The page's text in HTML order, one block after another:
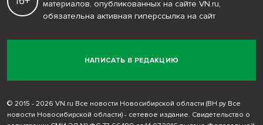
НАПИСАТЬ В РЕДАКЦИЮ
материалов, опубликованных на сайте VN.ru,
обязательна активная гиперссылка на сайт
© 2015 - 2026 VN.ru Все новости Новосибирской области (ВН.ру Все
новости Новосибирской области) - сетевое издание. Свидетельство о